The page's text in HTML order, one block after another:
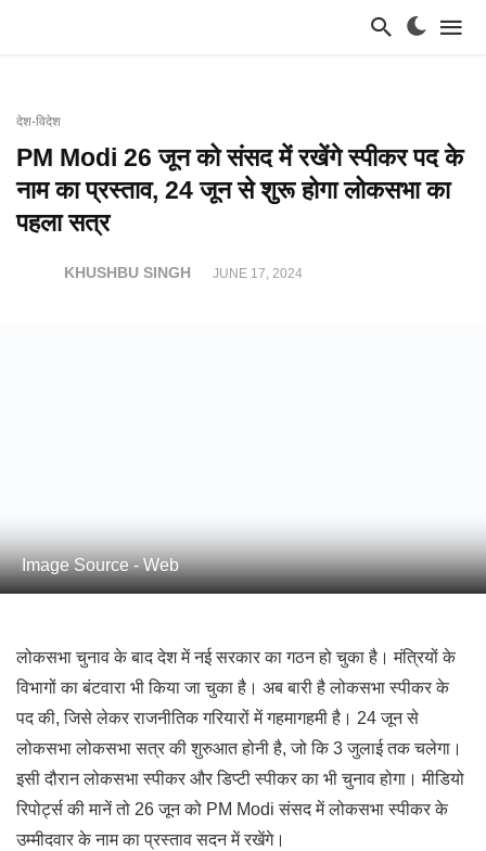
देश-विदेश
PM Modi 26 जून को संसद में रखेंगे स्पीकर पद के
नाम का प्रस्ताव, 24 जून से शुरू होगा लोकसभा का
पहला सत्र
KHUSHBU SINGH JUNE 17, 2024
Image Source - Web
लोकसभा चुनाव के बाद देश में नई सरकार का गठन हो चुका है। मंत्रियों के
विभागों का बंटवारा भी किया जा चुका है। अब बारी है लोकसभा स्पीकर के
पद की, जिसे लेकर राजनीतिक गरियारों में गहमागहमी है। 24 जून से
लोकसभा लोकसभा सत्र की शुरुआत होनी है, जो कि 3 जुलाई तक चलेगा।
इसी दौरान लोकसभा स्पीकर और डिप्टी स्पीकर का भी चुनाव होगा। मीडियो
रिपोर्ट्स की मानें तो 26 जून को PM Modi संसद में लोकसभा स्पीकर के
उम्मीदवार के नाम का प्रस्ताव सदन में रखेंगे।